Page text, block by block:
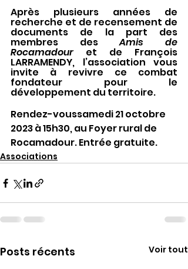
Après plusieurs années de
recherche et de recensement de
documents de la part des
membres des Amis de
Rocamadour et de François
LARRAMENDY, l’association vous
invite à revivre ce combat
fondateur pour le
développement du territoire.
Rendez-voussamedi 21 octobre
2023 à 15h30, au Foyer rural de
Rocamadour. Entrée gratuite.
Associations
Posts récents Voir tout